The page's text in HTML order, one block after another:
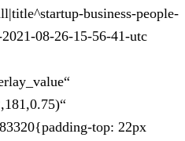
business-people-
08-26-15-56-41-utc
top: 22px